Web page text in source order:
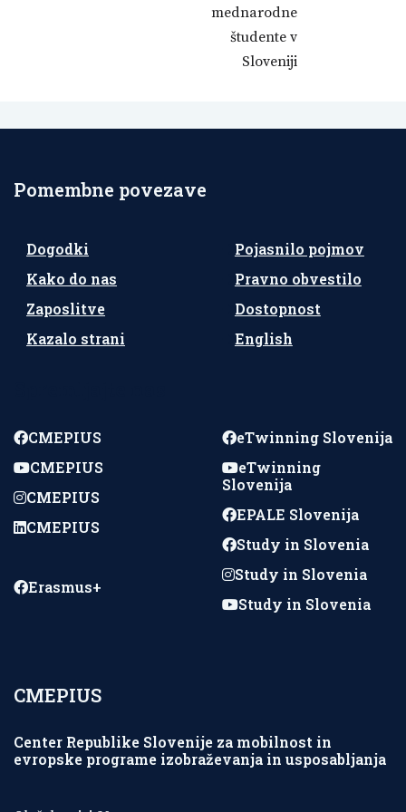
mednarodne
študente v
Sloveniji
Pomembne povezave
Dogodki
Kako do nas
Zaposlitve
Kazalo strani
Pojasnilo pojmov
Pravno obvestilo
Dostopnost
English
CMEPIUS
CMEPIUS
CMEPIUS
CMEPIUS
Erasmus+
eTwinning Slovenija
eTwinning
Slovenija
EPALE Slovenija
Study in Slovenia
Study in Slovenia
Study in Slovenia
CMEPIUS
Center Republike Slovenije za mobilnost in
evropske programe izobraževanja in usposabljanja